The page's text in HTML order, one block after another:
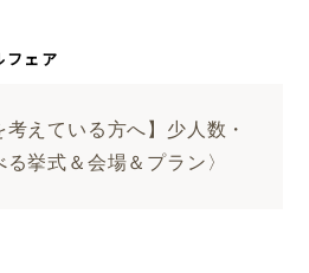
フェア
考えている方へ】少人数・
挙式＆会場＆プラン〉